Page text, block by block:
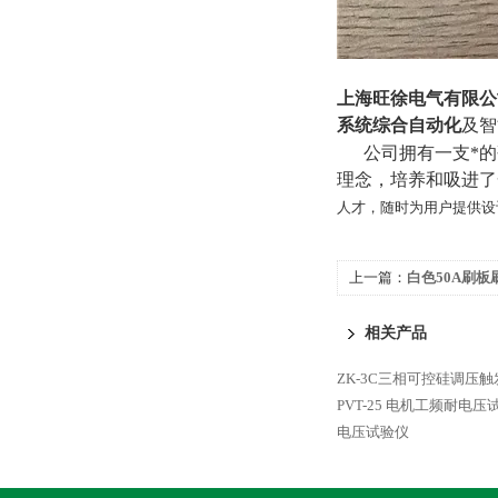
上海旺徐电气有限
系统综合自动化及
公司拥有一支*的
理念，培养和吸进
人才，随时为用户提供
上一篇： 白色50A刷板
相关产品
ZK-3C三相可控硅调压触
PVT-25 电机工频耐电压
电压试验仪